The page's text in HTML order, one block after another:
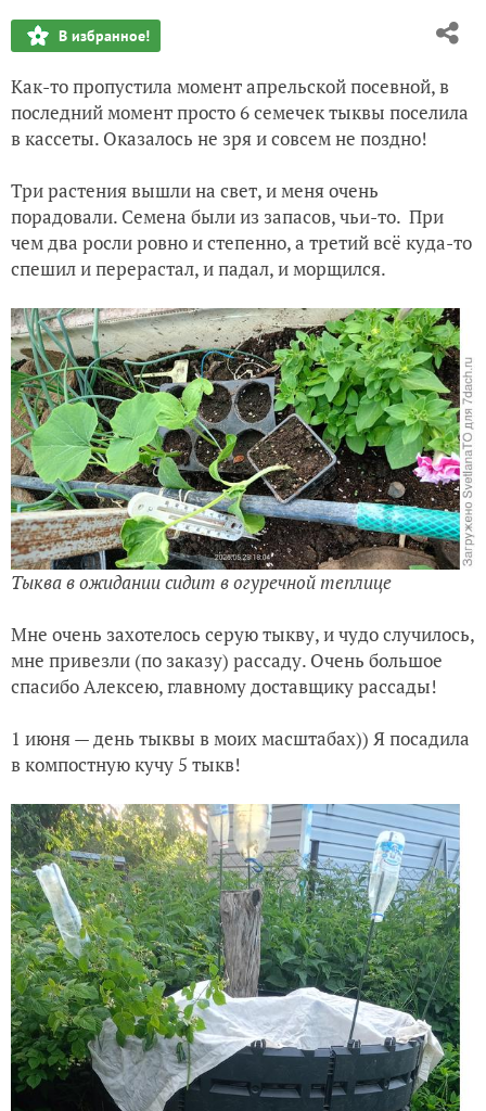
Сезон-2026. Когда решила, что не в этом сезоне, или Про
Агератум
Дачные заметки одной строкой
Сезон-2026. Борьба со злостными сорняками началась в
В избранное!
Как-то пропустила момент апрельской посевной, в
последний момент просто 6 семечек тыквы поселила
в кассеты. Оказалось не зря и совсем не поздно!
Три растения вышли на свет, и меня очень
порадовали. Семена были из запасов, чьи-то. При
чем два росли ровно и степенно, а третий всё куда-то
спешил и перерастал, и падал, и морщился.
Тыква в ожидании сидит в огуречной теплице
Мне очень захотелось серую тыкву, и чудо случилось,
мне привезли (по заказу) рассаду. Очень большое
спасибо Алексею, главному доставщику рассады!
1 июня — день тыквы в моих масштабах)) Я посадила
в компостную кучу 5 тыкв!